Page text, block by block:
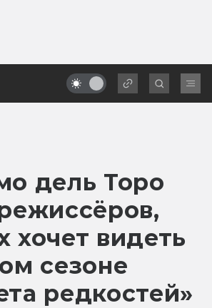
дель Торо
хочет видеть
сезоне
редкостей»